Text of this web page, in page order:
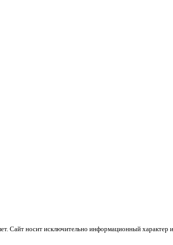
Cайт носит исключительно информационный